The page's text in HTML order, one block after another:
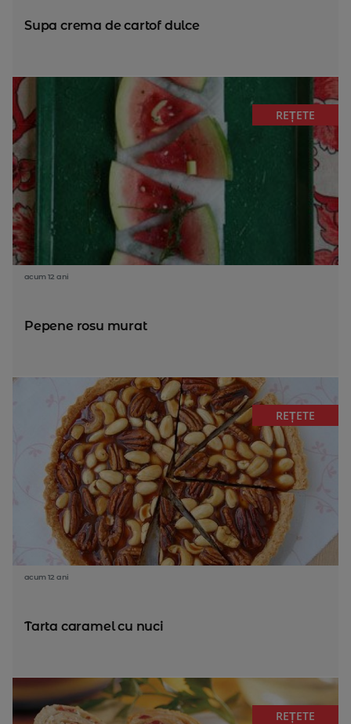
Supa crema de cartof dulce
REȚETE
acum 12 ani
Pepene rosu murat
REȚETE
acum 12 ani
Tarta caramel cu nuci
REȚETE